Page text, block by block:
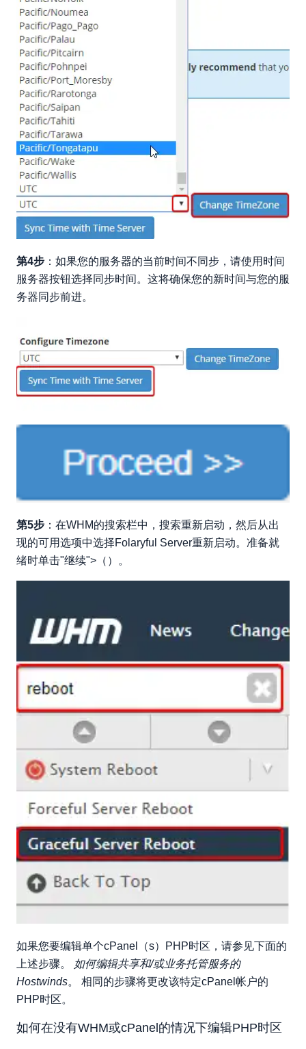
第4步 ：如果您的服务器的当前时间不同步，请使用时间
服务器按钮选择同步时间。这将确保您的新时间与您的服
务器同步前进。
第5步 ：在WHM的搜索栏中，搜索重新启动，然后从出
现的可用选项中选择Folaryful Server重新启动。准备就
绪时单击"继续">（）。
如果您要编辑单个cPanel（s）PHP时区，请参见下面的
上述步骤。
如何编辑共享和/或业务托管服务的
Hostwinds。 相同的步骤将更改该特定cPanel帐户的
PHP时区。
如何在没有WHM或cPanel的情况下编辑PHP时区